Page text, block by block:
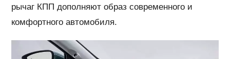
рычаг КПП дополняют образ современного и
комфортного автомобиля.